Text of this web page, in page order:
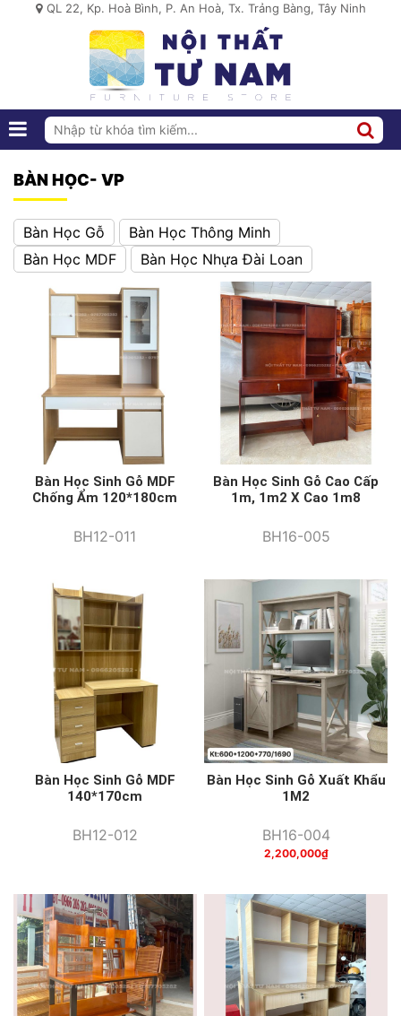
QL 22, Kp. Hoà Bình, P. An Hoà, Tx. Trảng Bàng, Tây Ninh
BÀN HỌC- VP
Bàn Học Gỗ
Bàn Học Thông Minh
Bàn Học MDF
Bàn Học Nhựa Đài Loan
Bàn Học Sinh Gỗ MDF
Chống Ẩm 120*180cm
BH12-011
Bàn Học Sinh Gỗ Cao Cấp
1m, 1m2 X Cao 1m8
BH16-005
Bàn Học Sinh Gỗ MDF
140*170cm
BH12-012
Bàn Học Sinh Gỗ Xuất Khẩu
1M2
BH16-004
₫
2,200,000